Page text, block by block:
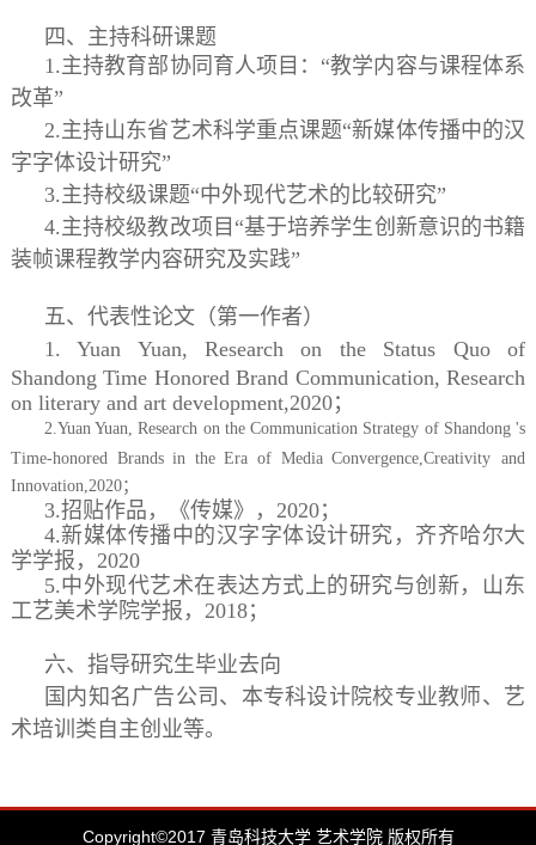
四、主持科研课题
1.主持教育部协同育人项目：“教学内容与课程体系
改革”
2.主持山东省艺术科学重点课题“新媒体传播中的汉
字字体设计研究”
3.主持校级课题“中外现代艺术的比较研究”
4.主持校级教改项目 “基于培养学生创新意识的书籍
装帧课程教学内容研究及实践”
五、代表性论文（第一作者）
1.
Yuan Yuan, Research on the Status Quo of
Shandong Time Honored Brand Communication, Research
on literary and art development,2020；
2.Yuan Yuan, Research on the Communication Strategy of Shandong 's
Time-honored Brands in the Era of Media Convergence,Creativity
and
Innovation,2020；
3.招贴作品，《传媒》 ， 2020；
4.新媒体传播中的汉字字体设计研究，齐齐哈尔大
学学报 ， 2020
5.中外现代艺术在表达方式上的研究与创新，山东
工艺美术学院学报 ， 2018；
六、指导研究生毕业去向
国内知名广告公司、本专科设计院校专业教师、艺
术培训类自主创业等。
Copyright©2017 青岛科技大学 艺术学院 版权所有